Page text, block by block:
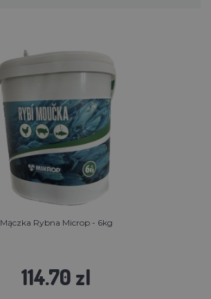
Mączka Rybna Microp - 6kg
114.70 zl